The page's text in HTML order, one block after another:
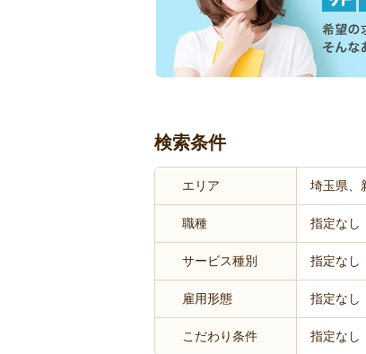
検索条件
エリア 埼玉県、
職種 指定なし
サービス種別 指定なし
雇用形態 指定なし
こだわり条件 指定なし